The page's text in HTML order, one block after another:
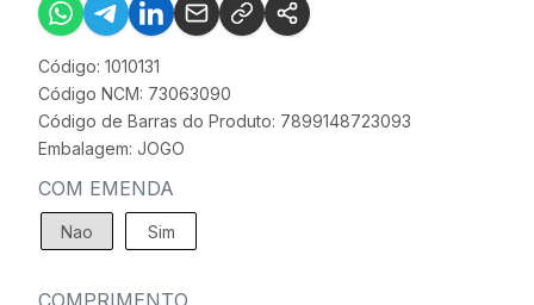
Código: 1010131
Código NCM: 73063090
Código de Barras do Produto: 7899148723093
Embalagem: JOGO
COM EMENDA
Nao Sim
COMPRIMENTO